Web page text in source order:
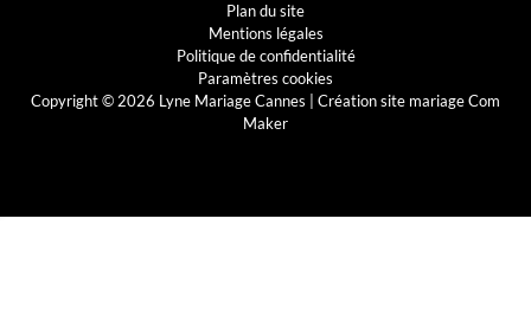
Plan du site
Mentions légales
Politique de confidentialité
Paramètres cookies
Copyright © 2026 Lyne Mariage Cannes | Création site mariage Com
Maker